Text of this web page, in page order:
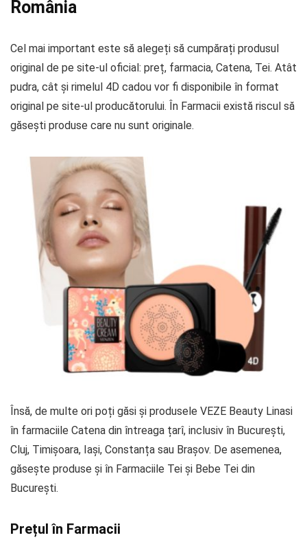
România
Cel mai important este să alegeți să cumpărați produsul
original de pe site-ul oficial: preț, farmacia, Catena, Tei. Atât
pudra, cât și rimelul 4D cadou vor fi disponibile în format
original pe site-ul producătorului. În Farmacii există riscul să
găsești produse care nu sunt originale.
Însă, de multe ori poți găsi și produsele VEZE Beauty Linasi
în farmaciile Catena din întreaga țarî, inclusiv în București,
Cluj, Timișoara, Iași, Constanța sau Brașov. De asemenea,
găsește produse și în Farmaciile Tei și Bebe Tei din
București.
Prețul în Farmacii